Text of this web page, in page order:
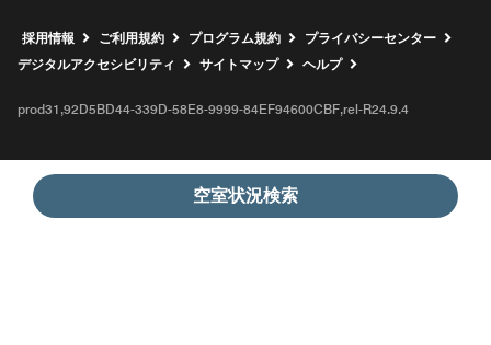
空室状況検索
採用情報 新しいウィンドウで開く
ご利用規約 プログラム規約
プライバシーセンター
デジタルアクセシビリティ
サイトマップ ヘルプ
prod31,92D5BD44-339D-58E8-9999-84EF94600CBF,rel-R24.9.4